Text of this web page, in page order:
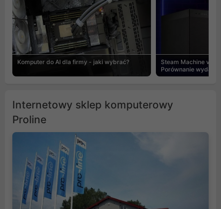
Komputer do AI dla firmy - jaki wybrać?
Steam Machine vs
Porównanie
Internetowy sklep komputerowy
Proline